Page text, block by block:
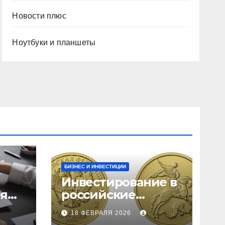
Новости плюс
Ноутбуки и планшеты
БИЗНЕС И ИНВЕСТИЦИИ
Инвестирование в
российские
золотые монеты:
подробное
18 ФЕВРАЛЯ 2026